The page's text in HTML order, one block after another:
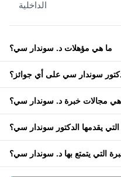
الداخلية
ما هي مؤهلات د. سوندار سي؟
سوندار سي على أي جوائز؟
هي مجالات خبرة د. سوندار سي؟
التي يقدمها الدكتور سوندار سي؟
التي يتمتع بها د. سوندار سي؟